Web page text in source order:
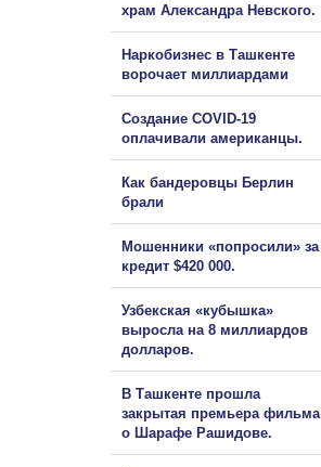
храм Александра Невского.
Наркобизнес в Ташкенте
ворочает миллиардами
Создание COVID-19
оплачивали американцы.
Как бандеровцы Берлин
брали
Мошенники «попросили» за
кредит $420 000.
Узбекская «кубышка»
выросла на 8 миллиардов
долларов.
В Ташкенте прошла
закрытая премьера фильма
о Шарафе Рашидове.